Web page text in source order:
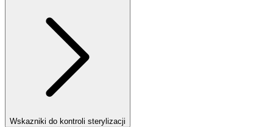
Wskazniki do kontroli sterylizacji